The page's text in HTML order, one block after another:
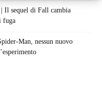
Il sequel di Fall cambia
fuga
Man, nessun nuovo